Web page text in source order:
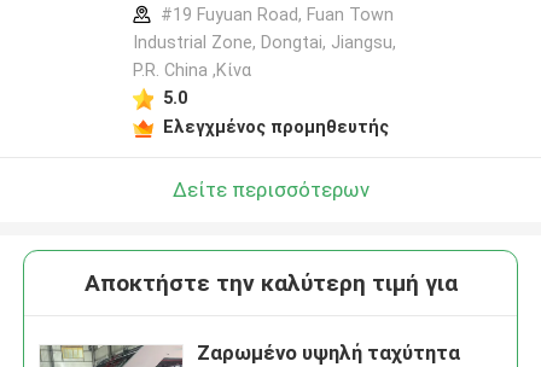
#19 Fuyuan Road, Fuan Town
Industrial Zone, Dongtai, Jiangsu,
P.R. China ,Κίνα
5.0
Ελεγχμένος προμηθευτής
Δείτε περισσότερων
Αποκτήστε την καλύτερη τιμή για
Ζαρωμένο υψηλή ταχύτητα